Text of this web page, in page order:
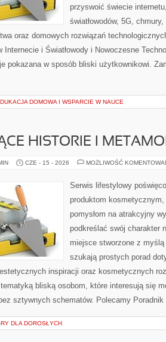
przyswoić świecie
światłowodów, 5G,
oraz domowych rozwiązań
Internecie i Światłowody i Nowoczesne
pokazana w sposób bliski użytkownikowi.
DOMOWA I WSPARCIE W NAUCE
HISTORIE I
CZE - 15 - 2026 MOŻLIWOŚĆ
Serwis lifestylowy
produktom
pomysłom na atrakcyjny
podkreślać swój charakter
miejsce stworzone z
szukają prostych porad
inspiracji oraz kosmetycznych
bliską osobom, które interesują się
sztywnych schematów. Polecamy
DLA DOROSŁYCH